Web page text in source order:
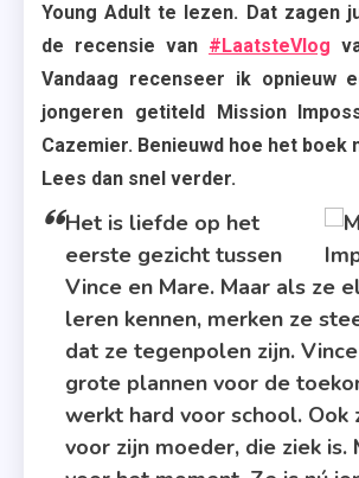
Young Adult te lezen. Dat zagen
de recensie van #LaatsteVlog
Vandaag recenseer ik opnieuw
jongeren getiteld Mission
Cazemier. Benieuwd hoe het boek
Lees dan snel verder.
Het is liefde op het
eerste gezicht tussen
Vince en Mare. Maar als ze
leren kennen, merken ze
dat ze tegenpolen zijn.
grote plannen voor de
werkt hard voor school. Ook
voor zijn moeder, die ziek is.